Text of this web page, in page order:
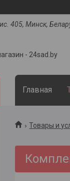
405, Минск,
- 24sad.by
Главная
Товары и